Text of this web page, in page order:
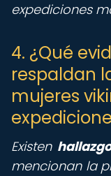
expediciones
4. ¿Qué
respaldan
mujeres
Existen
mencionan la